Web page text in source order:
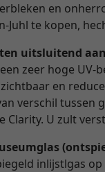
en
te kopen,
uitsluitend
zeer hoge
en
verschil
U zult
inlijstlgas